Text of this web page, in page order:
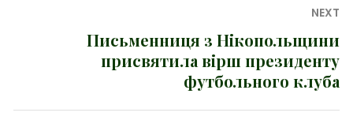
NEXT
Письменниця з Нікопольщини
присвятила вірш президенту
футбольного клуба